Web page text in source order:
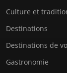
Culture et
Destinations
Destinations de
Gastronomie